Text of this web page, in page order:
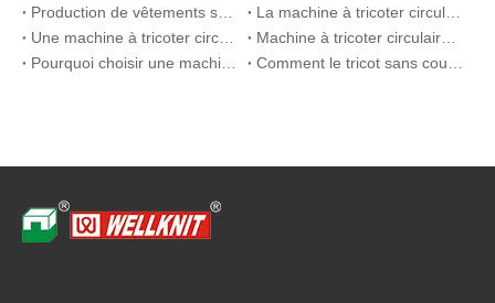
Production de vêtements sans couture avec des machines à tricoter plates
La machine à tricoter circulaire nécessite-t-elle un entretien régulier
Une machine à tricoter circulaire vaut-elle la peine d'être achetée
Machine à tricoter circulaire ou plate : un guide de comparaison visuelle
Pourquoi choisir une machine à tricoter circulaire pour les costumes officiels
Comment le tricot sans couture améliore la respirabilité et l'installation dans l'écolinerie